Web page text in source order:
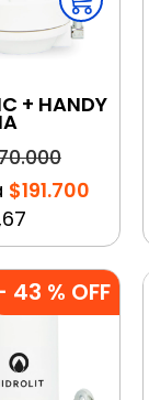
+ HANDY
$191.700
43 % OFF